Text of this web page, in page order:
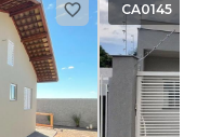
CA0145